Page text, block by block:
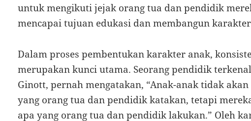
untuk mengikuti jejak orang tua dan pendidik
mencapai tujuan edukasi dan membangun
Dalam proses pembentukan karakter anak,
merupakan kunci utama. Seorang pendidik
Ginott, pernah mengatakan, “Anak-anak tidak
yang orang tua dan pendidik katakan, tetapi
apa yang orang tua dan pendidik lakukan.” Oleh